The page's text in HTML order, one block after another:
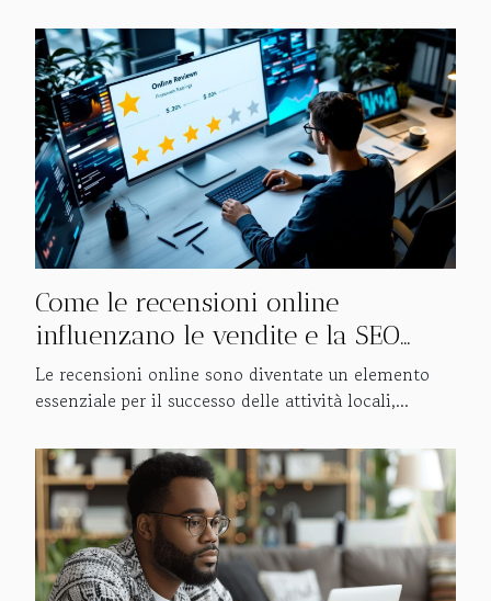
Come le recensioni online
influenzano le vendite e la SEO
locale?
Le recensioni online sono diventate un elemento
essenziale per il successo delle attività locali,...